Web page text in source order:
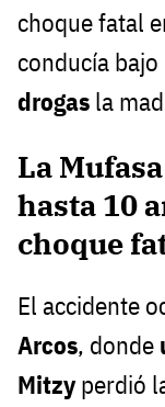
choque fatal
conducía bajo
drogas la
La
hasta 10
choque
El accidente
Arcos, donde
Mitzyperdió